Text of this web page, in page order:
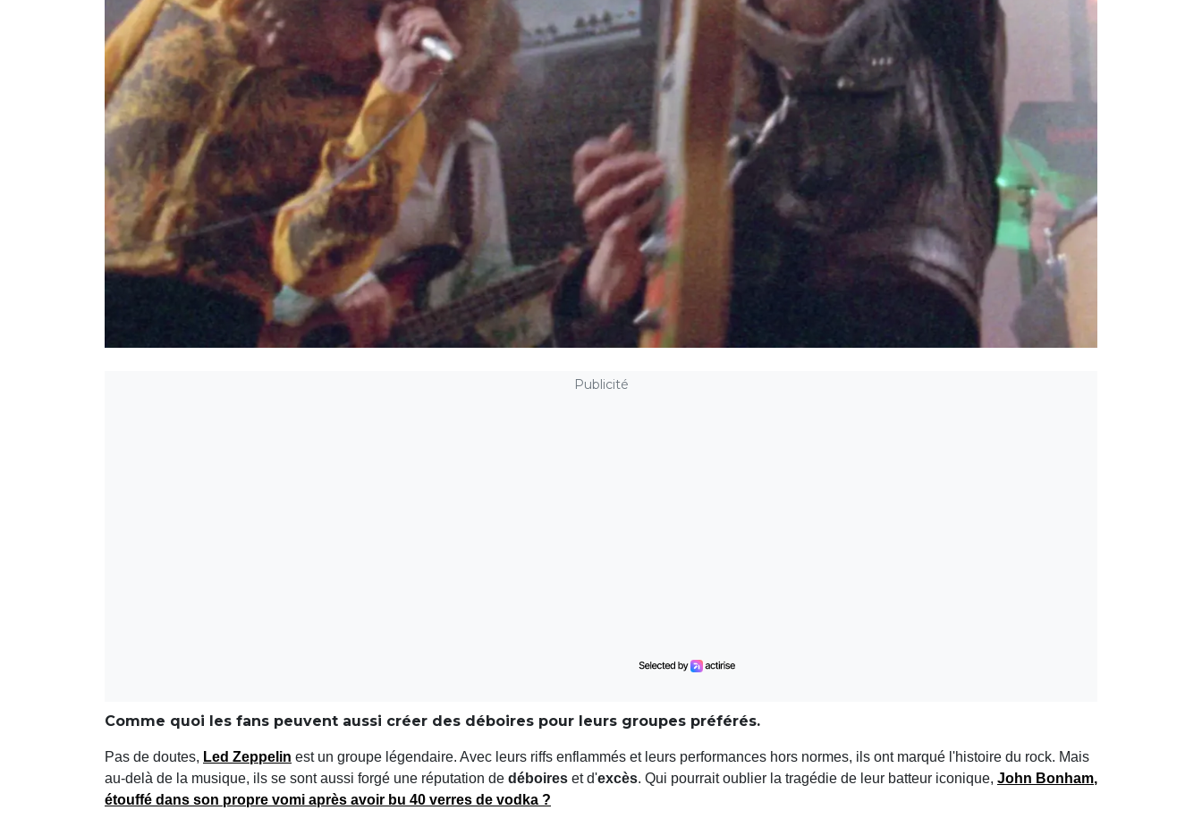
Publicité
Comme quoi les fans peuvent aussi créer des déboires pour leurs groupes préférés.
Pas de doutes, Led Zeppelin est un groupe légendaire. Avec leurs riffs enflammés et leurs performances hors normes, ils ont marqué l'histoire du rock. Mais
au-delà de la musique, ils se sont aussi forgé une réputation de déboires et d'excès. Qui pourrait oublier la tragédie de leur batteur iconique, John Bonham,
étouffé dans son propre vomi après avoir bu 40 verres de vodka ?